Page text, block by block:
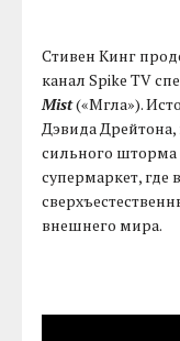
Стивен Кинг
канал Spike TV
Mist(«Мгла»).
Дэвида
сильного шторма
супермаркет, где
внешнего мира.